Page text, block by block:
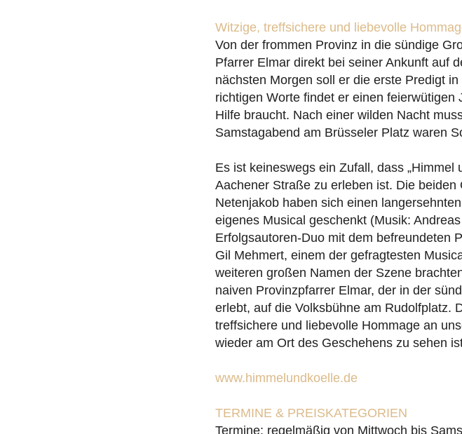
Witzige, treffsichere und liebevolle
Von der frommen Provinz in die sündige
Pfarrer Elmar direkt bei seiner Ankunft auf
nächsten Morgen soll er die erste Predigt
richtigen Worte findet er einen
Hilfe braucht. Nach einer wilden Nacht
Samstagabend am Brüsseler Platz waren
Es ist keineswegs ein Zufall, dass
Aachener Straße zu erleben ist. Die
Netenjakob haben sich einen
eigenes Musical geschenkt (Musik:
Erfolgsautoren-Duo mit dem befreundeten
Gil Mehmert, einem der gefragtesten
weiteren großen Namen der Szene
naiven Provinzpfarrer Elmar, der in der
erlebt, auf die Volksbühne am Rudolfplatz.
treffsichere und liebevolle Hommage an
wieder am Ort des Geschehens zu sehen
www.himmelundkoelle.de
TERMINE & PREISKATEGORIEN
Termine: regelmäßig von Mittwoch bis